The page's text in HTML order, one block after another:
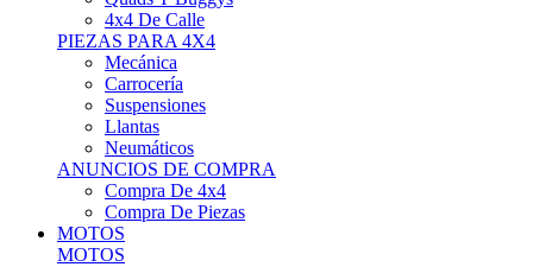
PIEZAS PARA 4X4
Mecánica
Carrocería
Suspensiones
Llantas
Neumáticos
ANUNCIOS DE COMPRA
Compra De 4x4
Compra De Piezas
MOTOS
MOTOS
Motos De Circuito